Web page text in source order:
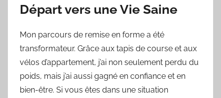
Départ vers une Vie Saine
Mon parcours de remise en forme a été
transformateur. Grâce aux tapis de course et aux
vélos d’appartement, j’ai non seulement perdu du
poids, mais j’ai aussi gagné en confiance et en
bien-être. Si vous êtes dans une situation